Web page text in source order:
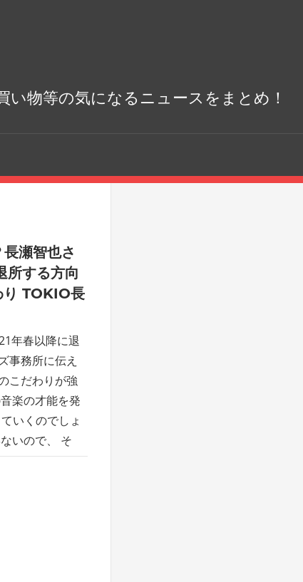
物等の気になるニュースをまとめ！
瀬智也さ
所する方向
り TOKIO長
年春以降に退
事務所に伝え
こだわりが強
楽の才能を発
いくのでしょ
いので、 そ